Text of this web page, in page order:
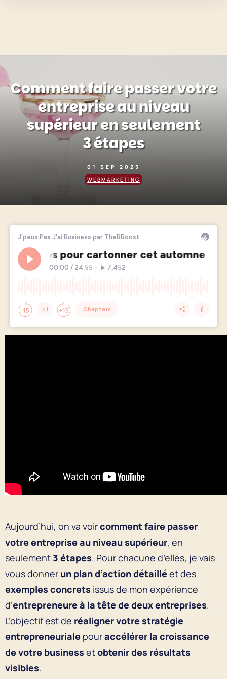
Comment faire passer votre
entreprise au niveau
supérieur en seulement
3 étapes
01 SEP 2025
WEBMARKETING
Aujourd’hui, on va voircomment faire passer
votre entreprise au niveau supérieur, en
seulement3 étapes. Pour chacune d’elles, je vais
vous donner un plan d’action détailléet des
exemples concrets issus de mon expérience
d’entrepreneure à la tête de deux entreprises.
L’objectif est de réaligner votre stratégie
entrepreneuriale pouraccélérer la croissance
de votre business etobtenir des résultats
visibles.